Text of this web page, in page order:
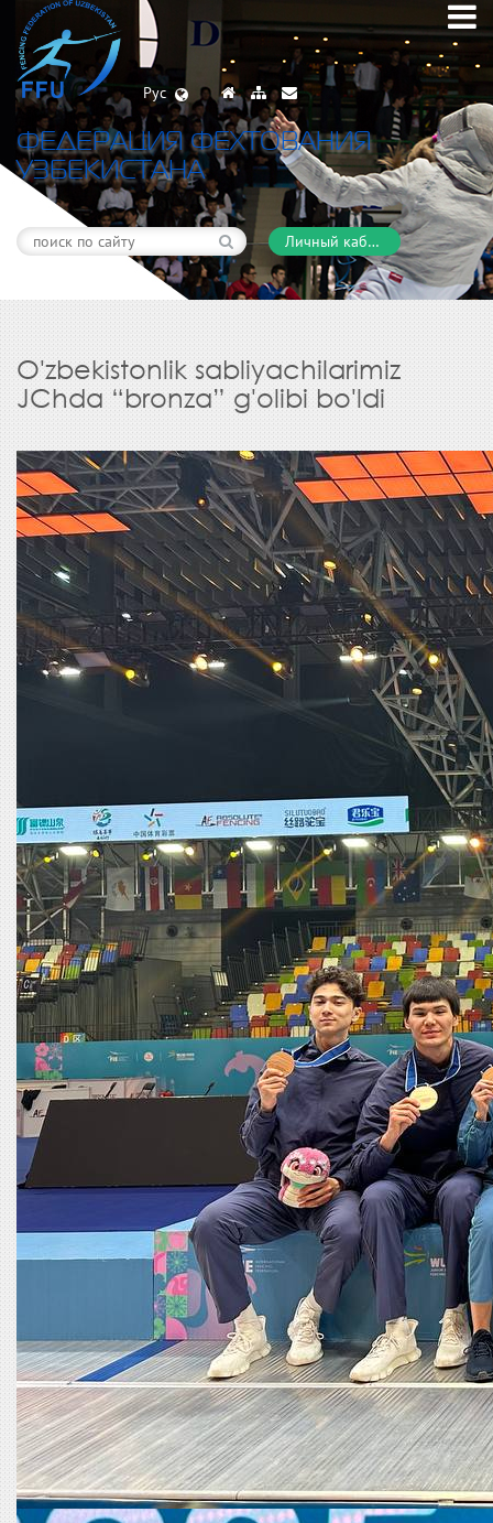
Рус
ФЕДЕРАЦИЯ ФЕХТОВАНИЯ
УЗБЕКИСТАНА
Личный кабинет
​O'zbekistonlik sabliyachilarimiz
JChda “bronza” g'olibi bo'ldi